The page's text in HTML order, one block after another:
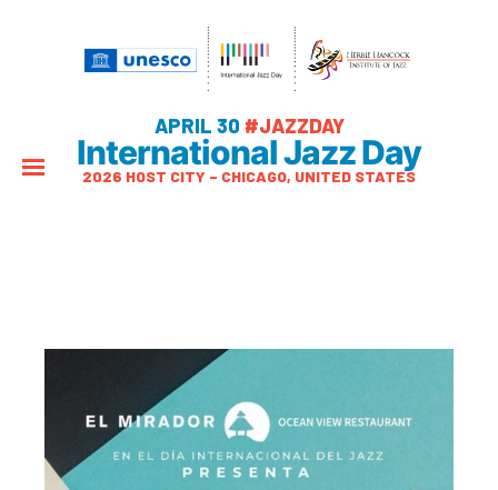
APRIL 30 #JAZZDAY
International Jazz Day
2026 HOST CITY – CHICAGO, UNITED STATES